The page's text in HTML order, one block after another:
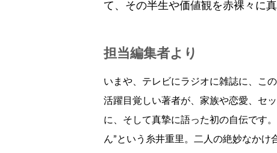
て、その半生や価値観を赤裸々に
担当編集者より
いまや、テレビにラジオに雑誌に、こ
活躍目覚しい著者が、家族や恋愛、セ
に、そして真摯に語った初の自伝です
ん”という糸井重里。二人の絶妙なか